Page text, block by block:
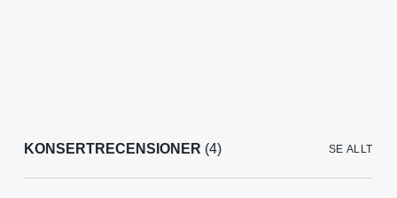
KONSERTRECENSIONER (4) SE ALLT